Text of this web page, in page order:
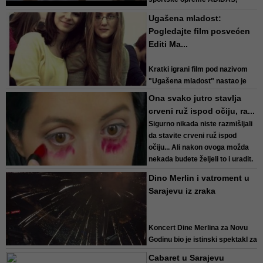
Eugen Mehrer. Reklama je
nadahnuta istinitom pričom iz
života samog studenta -
Ugašena mladost:
Pogledajte film posvećen
Editi Ma...
Kratki igrani film pod nazivom
"Ugašena mladost" nastao je
studenticama Editi Malkoč
Selmi Agić, koje su život
izbgubile pod točkovima
sumanuto jurećeg a...
Ona svako jutro stavlja
crveni ruž ispod očiju, ra...
Sigurno nikada niste razmišljali
da stavite crveni ruž ispod
očiju... Ali nakon ovoga možda
nekada budete željeli to i uradit.
Ovaj jednostavni trik vam može
pomoći da se riješite
Dino Merlin i vatroment u
Sarajevu iz zraka
Koncert Dine Merlina za Novu
Godinu bio je istinski spektakl za
Cabaret u Sarajevu